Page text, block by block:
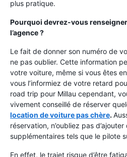
plus pratique.
Pourquoi devrez-vous
l’agence ?
Le fait de donner son numéro de
ne pas oublier. Cette information
votre voiture, même si vous êtes
vous l’informiez de votre retard
road trip pour Millau cependant,
vivement conseillé de réserver
location de voiture pas chère.
réservation, n’oubliez pas
supplémentaires tels que le pilote
En effet, le trajet risque d’être